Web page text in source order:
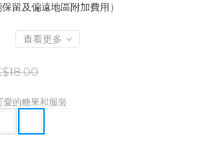
留及偏遠地區附加費用）
查看更多
愛的糖果和服裝